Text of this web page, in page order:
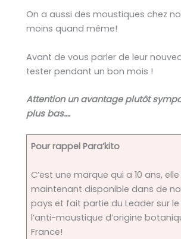
On a aussi des moustiques chez
moins quand même!
Avant de vous parler de leur
tester pendant un bon mois !
Attention un avantage plutôt
plus bas….
Pour rappel Para’kito
C’est une marque qui a 10 ans,
maintenant disponible dans de
pays et fait partie du Leader sur
l’anti-moustique d’origine
France!